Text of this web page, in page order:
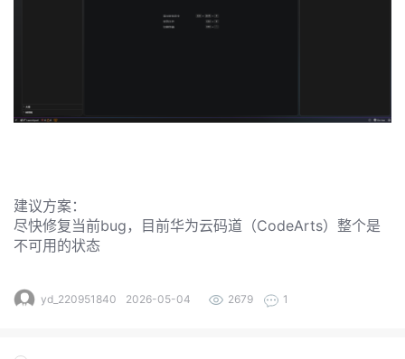
客
论
的
子
我
直
的
我
建议方案：
尽快修复当前bug，目前华为云码道（CodeArts）整个是
不可用的状态
yd_220951840 2026-05-04 2679 1